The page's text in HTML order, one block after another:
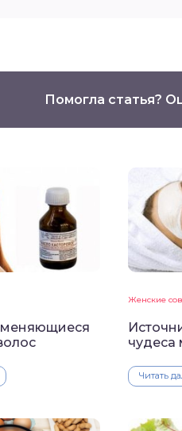
Помогла статья?
Женские
чудеса
Читать